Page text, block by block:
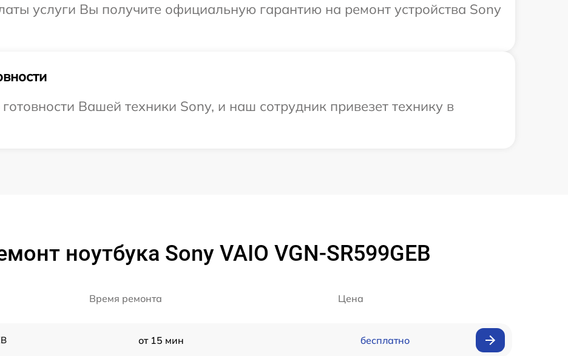
услуги Вы получите официальную гарантию на ремонт устройства Sony
Вашей техники Sony, и наш сотрудник привезет технику в
ноутбука Sony VAIO VGN-SR599GEB
Время ремонта Цена
от 15 мин бесплатно